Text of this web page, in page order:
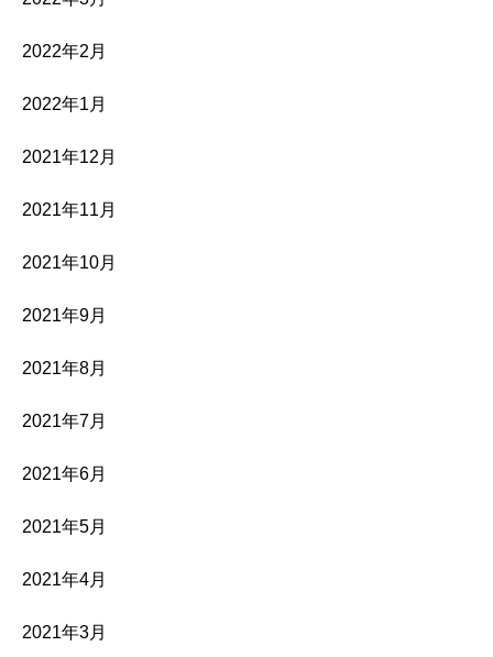
2022年2月
2022年1月
2021年12月
2021年11月
2021年10月
2021年9月
2021年8月
2021年7月
2021年6月
2021年5月
2021年4月
2021年3月